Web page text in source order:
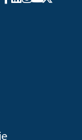
f
twitter